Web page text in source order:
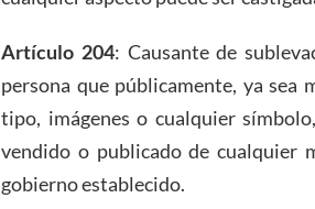
Artículo 204: Causante de
persona que públicamente, ya sea
tipo, imágenes o cualquier
vendido o publicado de cualquier
gobierno establecido.